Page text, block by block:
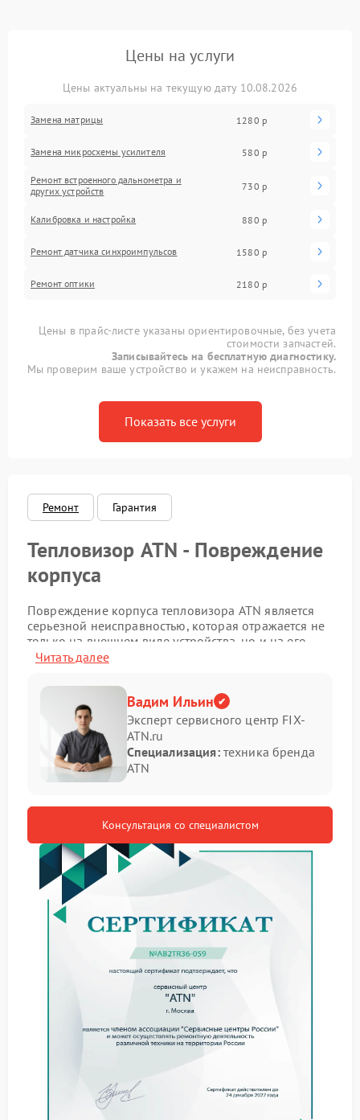
Цены на услуги
Цены актуальны на текущую дату 10.08.2026
Замена матрицы 1280 р
Замена микросхемы усилителя 580 р
Ремонт встроенного дальнометра и
других устройств
730 р
Калибровка и настройка 880 р
Ремонт датчика синхроимпульсов 1580 р
Ремонт оптики 2180 р
Цены в прайс-листе указаны ориентировочные, без учета
стоимости запчастей.
Записывайтесь на бесплатную диагностику.
Мы проверим ваше устройство и укажем на неисправность.
Показать все услуги
Ремонт Гарантия
Тепловизор ATN - Повреждение
корпуса
Повреждение корпуса тепловизора ATN является
серьезной неисправностью, которая отражается не
только на внешнем виде устройства, но и на его
функциональной надежности. Деформации,
для внутренних модулей и электронных
компонентов. Ремонт ATN в таких случаях требует
точной оценки состояния и аккуратной работы с
конструктивными элементами.
Причины и последствия
повреждений
На практике фиксируются различные факторы,
приводящие к дефектам корпуса:
механические удары и падения;
нарушение условий эксплуатации;
воздействие влаги и пыли через поврежденные
участки.
повлиять на стабильность работы прибора. Сервис
ATN ориентирован на сохранение заводских
параметров и точности тепловизионного модуля.
Подход к ремонту и
рекомендации
Перед началом работ выполняется диагностика,
позволяющая определить масштаб повреждений и
выбрать корректный алгоритм ремонта. Владельцам
Читать далее
Вадим Ильин
Эксперт сервисного центр FIX-
ATN.ru
Специализация:техника бренда
ATN
Консультация со специалистом